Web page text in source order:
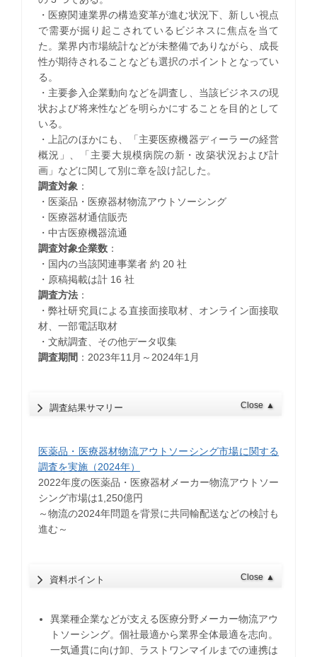
・医療関連業界の構造変革が進む状況下、新しい視点
で需要が掘り起こされているビジネスに焦点を当て
た。業界内市場統計などが未整備でありながら、成長
性が期待されることなども選択のポイントとなってい
る。
・主要参入企業動向などを調査し、当該ビジネスの現
状および将来性などを明らかにすることを目的として
いる。
・上記のほかにも、「主要医療機器ディーラーの経営
概況」、「主要大規模病院の新・改築状況および計
画」などに関して別に章を設け記した。
調査対象 ：
・医薬品・医療器材物流アウトソーシング
・医療器材通信販売
・中古医療機器流通
調査対象企業数：
・国内の当該関連事業者 約 20 社
・原稿掲載は計 16 社
調査方法：
・弊社研究員による直接面接取材、オンライン面接取
材、一部電話取材
・文献調査、その他データ収集
調査期間 ：2023年11月～2024年1月
調査結果サマリー Close ▲
医薬品・医療器材物流アウトソーシング市場に関する
調査を実施（2024年）
2022年度の医薬品・医療器材メーカー物流アウトソー
シング市場は1,250億円
​～物流の2024年問題を背景に共同輸配送などの検討も
進む～
資料ポイント Close ▲
異業種企業などが支える医療分野メーカー物流アウ
トソーシング。個社最適から業界全体最適を志向。
一気通貫に向け卸、ラストワンマイルまでの連携は